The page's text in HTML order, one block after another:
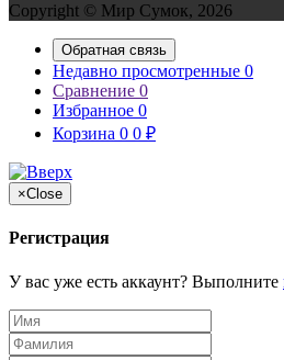
Copyright © Мир Сумок, 2026
Обратная связь
Недавно просмотренные 0
Сравнение 0
Избранное 0
Корзина 0 0 ₽
×Close
Регистрация
У вас уже есть аккаунт? Выполните